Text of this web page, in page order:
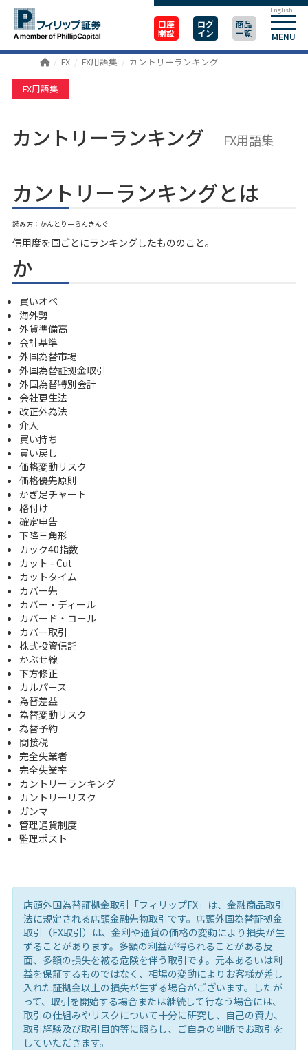
口座
開設
ログ
イン
商品
一覧 MENU
English
FX FX用語集 カントリーランキング
FX用語集
カントリーランキング FX用語集
カントリーランキングとは
読み方：かんとりーらんきんぐ
信用度を国ごとにランキングしたもののこと。
か
買いオペ
海外勢
外貨準備高
会計基準
外国為替市場
外国為替証拠金取引
外国為替特別会計
会社更生法
改正外為法
介入
買い持ち
買い戻し
価格変動リスク
価格優先原則
かぎ足チャート
格付け
確定申告
下降三角形
カック40指数
カット - Cut
カットタイム
カバー先
カバー・ディール
カバード・コール
カバー取引
株式投資信託
かぶせ線
下方修正
カルパース
為替差益
為替変動リスク
為替予約
間接税
完全失業者
完全失業率
カントリーランキング
カントリーリスク
ガンマ
管理通貨制度
監理ポスト
店頭外国為替証拠金取引「フィリップFX」は、金融商品取引
法に規定される店頭金融先物取引です。店頭外国為替証拠金
取引（FX取引）は、金利や通貨の価格の変動により損失が生
ずることがあります。多額の利益が得られることがある反
面、多額の損失を被る危険を伴う取引です。元本あるいは利
益を保証するものではなく、相場の変動によりお客様が差し
入れた証拠金以上の損失が生ずる場合がございます。したが
って、取引を開始する場合または継続して行なう場合には、
取引の仕組みやリスクについて十分に研究し、自己の資力、
取引経験及び取引目的等に照らし、ご自身の判断でお取引を
していただきます。